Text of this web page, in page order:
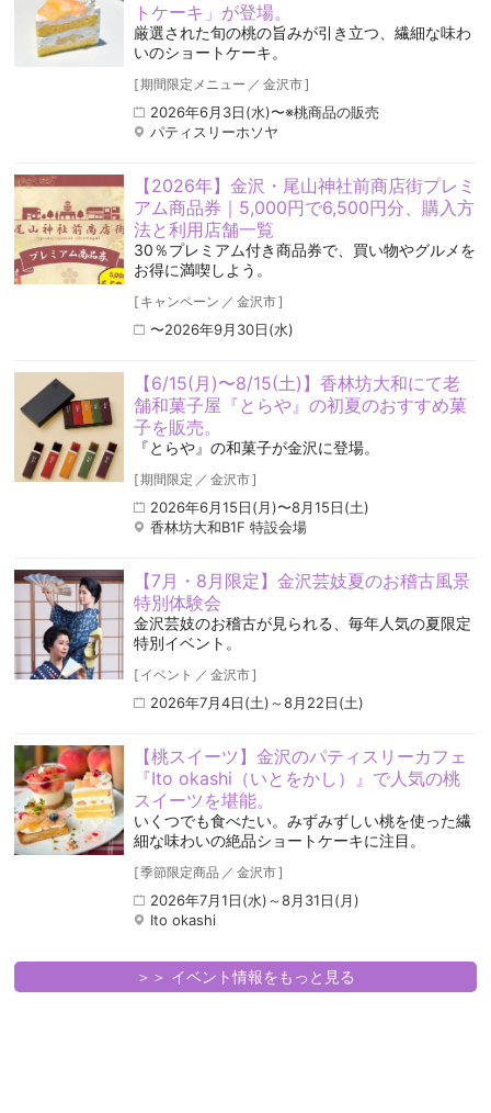
トケーキ」が登場。
厳選された旬の桃の旨みが引き立つ、繊細な味わ
いのショートケーキ。
[期間限定メニュー ／ 金沢市]
2026年6月3日(水)〜※桃商品の販売
パティスリーホソヤ
【2026年】金沢・尾山神社前商店街プレミ
アム商品券｜5,000円で6,500円分、購入方
法と利用店舗一覧
30％プレミアム付き商品券で、買い物やグルメを
お得に満喫しよう。
[ キャンペーン ／ 金沢市]
〜2026年9月30日(水)
【6/15(月)〜8/15(土)】香林坊大和にて老
舗和菓子屋『とらや』の初夏のおすすめ菓
子を販売。
『とらや』の和菓子が金沢に登場。
[期間限定 ／ 金沢市]
2026年6月15日(月)〜8月15日(土)
香林坊大和B1F 特設会場
【7月・8月限定】金沢芸妓夏のお稽古風景
特別体験会
金沢芸妓のお稽古が見られる、毎年人気の夏限定
特別イベント。
[ イベント ／ 金沢市]
2026年7月4日(土)～8月22日(土)
【桃スイーツ】金沢のパティスリーカフェ
『Ito okashi（いとをかし）』で人気の桃
スイーツを堪能。
いくつでも食べたい。みずみずしい桃を使った繊
細な味わいの絶品ショートケーキに注目。
[季節限定商品 ／ 金沢市]
2026年7月1日(水)～8月31日(月)
Ito okashi
＞＞ イベント情報をもっと見る